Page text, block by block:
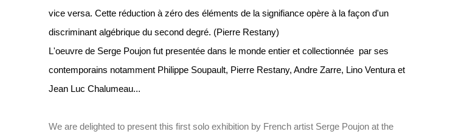
vice versa. Cette réduction à zéro des éléments de la signifiance opère à la façon d'un
discriminant algébrique du second degré. (Pierre Restany)
L'oeuvre de Serge Poujon fut presentée dans le monde entier et collectionnée par ses
contemporains notamment Philippe Soupault, Pierre Restany, Andre Zarre, Lino Ventura et
Jean Luc Chalumeau...
We are delighted to present this first solo exhibition by French artist Serge Poujon at the